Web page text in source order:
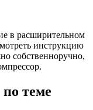
в расширительном
инструкцию
собственноручно,
теме